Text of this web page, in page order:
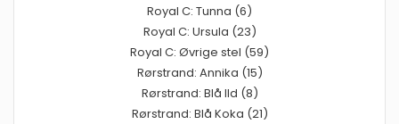
Royal C: Tunna (6)
Royal C: Ursula (23)
Royal C: Øvrige stel (59)
Rørstrand: Annika (15)
Rørstrand: Blå Ild (8)
Rørstrand: Blå Koka (21)